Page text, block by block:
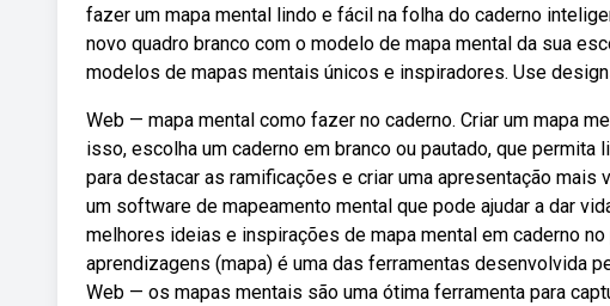
fazer um mapa mental lindo e fácil na folha do caderno
novo quadro branco com o modelo de mapa mental da sua
modelos de mapas mentais únicos e inspiradores. Use
Web — mapa mental como fazer no caderno. Criar um mapa
isso, escolha um caderno em branco ou pautado, que
para destacar as ramificações e criar uma apresentação
um software de mapeamento mental que pode ajudar a dar
melhores ideias e inspirações de mapa mental em caderno
aprendizagens (mapa) é uma das ferramentas desenvolvida
Web — os mapas mentais são uma ótima ferramenta para